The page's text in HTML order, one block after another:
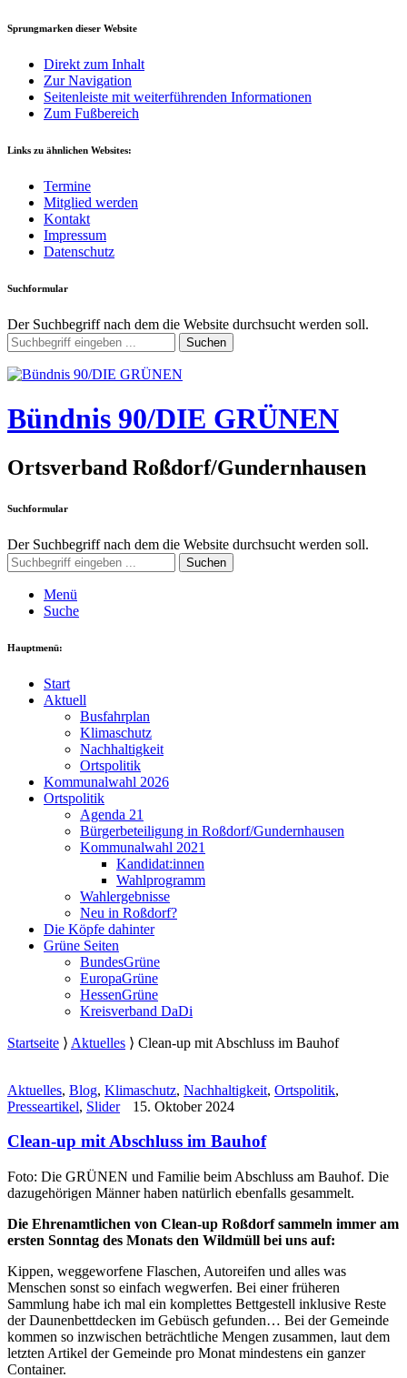
Sprungmarken dieser Website
Direkt zum Inhalt
Zur Navigation
Seitenleiste mit weiterführenden Informationen
Zum Fußbereich
Links zu ähnlichen Websites:
Termine
Mitglied werden
Kontakt
Impressum
Datenschutz
Suchformular
Der Suchbegriff nach dem die Website durchsucht werden soll.
Suchen
Bündnis 90/DIE GRÜNEN
Ortsverband Roßdorf/Gundernhausen
Suchformular
Der Suchbegriff nach dem die Website durchsucht werden soll.
Suchen
Menü
Suche
Hauptmenü:
Start
Aktuell
Busfahrplan
Klimaschutz
Nachhaltigkeit
Ortspolitik
Kommunalwahl 2026
Ortspolitik
Agenda 21
Bürgerbeteiligung in Roßdorf/Gundernhausen
Kommunalwahl 2021
Kandidat:innen
Wahlprogramm
Wahlergebnisse
Neu in Roßdorf?
Die Köpfe dahinter
Grüne Seiten
BundesGrüne
EuropaGrüne
HessenGrüne
Kreisverband DaDi
Startseite ⟩ Aktuelles ⟩ Clean-up mit Abschluss im Bauhof
Aktuelles, Blog, Klimaschutz, Nachhaltigkeit, Ortspolitik,
Presseartikel, Slider 15. Oktober 2024
Clean-up mit Abschluss im Bauhof
Foto: Die GRÜNEN und Familie beim Abschluss am Bauhof. Die
dazugehörigen Männer haben natürlich ebenfalls gesammelt.
Die Ehrenamtlichen von Clean-up Roßdorf sammeln immer am
ersten Sonntag des Monats den Wildmüll bei uns auf:
Kippen, weggeworfene Flaschen, Autoreifen und alles was
Menschen sonst so einfach wegwerfen. Bei einer früheren
Sammlung habe ich mal ein komplettes Bettgestell inklusive Reste
der Daunenbettdecken im Gebüsch gefunden… Bei der Gemeinde
kommen so inzwischen beträchtliche Mengen zusammen, laut dem
letzten Artikel der Gemeinde pro Monat mindestens ein ganzer
Container.